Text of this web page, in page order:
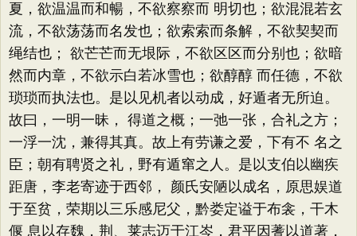
夏，欲温温而和暢，不欲察察而 明切也；欲混混若玄
流，不欲荡荡而名发也；欲索索而条解，不欲契契而
绳结也； 欲芒芒而无垠际，不欲区区而分别也；欲暗
然而内章，不欲示白若冰雪也；欲醇醇 而任德，不欲
琐琐而执法也。是以见机者以动成，好遁者无所迫。
故曰，一明一昧， 得道之概；一弛一张，合礼之方；
一浮一沈，兼得其真。故上有劳谦之爱，下有不 名之
臣；朝有聘贤之礼，野有遁窜之人。是以支伯以幽疾
距唐，李老寄迹于西邻， 颜氏安陋以成名，原思娱道
于至贫，荣期以三乐感尼父，黔娄定谥于布衾，干木
偃 息以存魏，荆、莱志迈于江岑，君平因蓍以道著，